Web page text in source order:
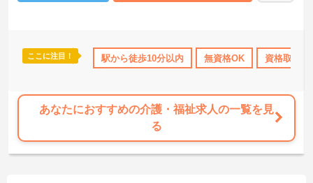
年間休日110日以上 資格取得サポート 研修制度あり
ここに注目！ 駅から徒歩10分以内 無資格OK 資格取得サ
あなたにおすすめの介護・福祉求人の一覧を見
る